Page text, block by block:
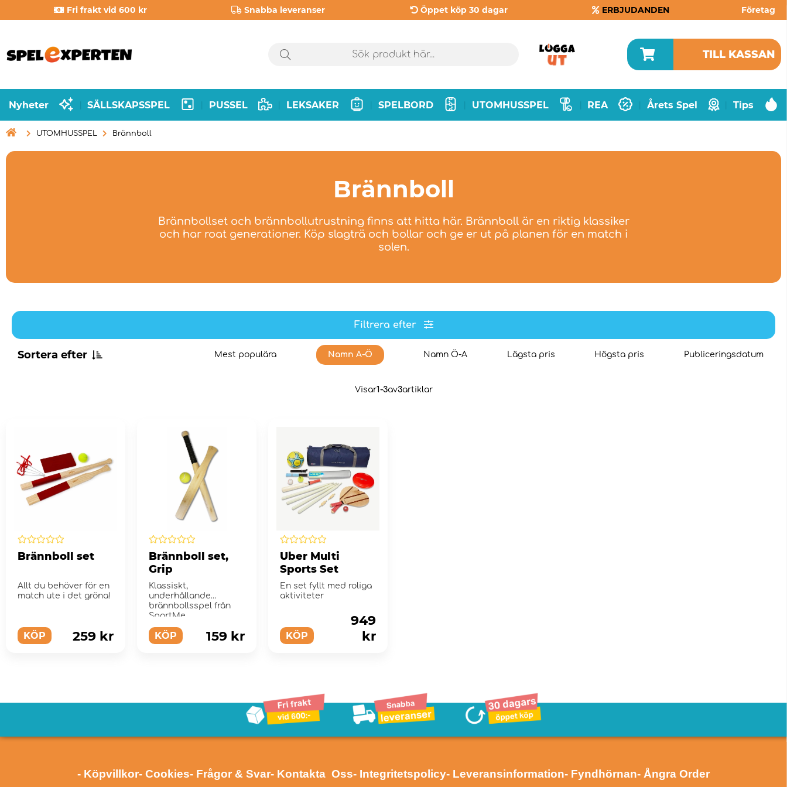
Fri frakt vid 600 kr Snabba leveranser Öppet köp 30 dagar ERBJUDANDEN Företag
TILL KASSAN
Nyheter SÄLLSKAPSSPEL PUSSEL LEKSAKER SPELBORD UTOMHUSSPEL REA Årets Spel Tips
 UTOMHUSSPEL Brännboll
Brännboll
Brännbollset och brännbollutrustning finns att hitta här. Brännboll är en riktig klassiker
och har roat generationer. Köp slagträ och bollar och ge er ut på planen för en match i
solen.
Filtrera efter
Sortera efter Mest populära Namn A-Ö Namn Ö-A Lägsta pris Högsta pris Publiceringsdatum
Visar1-3av3artiklar
Brännboll set
Allt du behöver för en
match ute i det gröna!
KÖP 259 kr
Brännboll set,
Grip
Klassiskt,
underhållande
brännbollsspel från
SportMe
KÖP 159 kr
Uber Multi
Sports Set
En set fyllt med roliga
aktiviteter
KÖP
949
kr
- Köpvillkor- Cookies- Frågor & Svar- Kontakta Oss- Integritetspolicy- Leveransinformation- Fyndhörnan- Ångra Order